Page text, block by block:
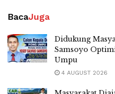
BacaJuga
Didukung
Samsoyo
Umpu
4 AUGUST 2026